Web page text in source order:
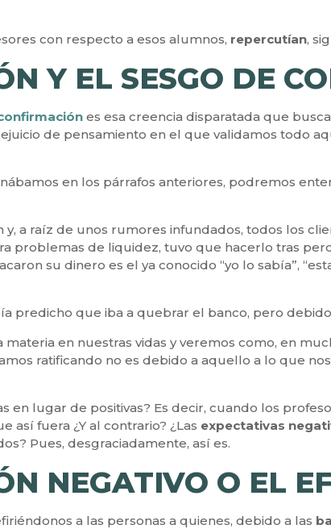
con respecto a esos alumnos, repercutían,
Y EL SESGO DE
es esa creencia disparatada que busca
de pensamiento en el que validamos todo
en los párrafos anteriores, podremos
a raíz de unos rumores infundados, todos los
problemas de liquidez, tuvo que hacerlo tras
su dinero es el ya conocido “yo lo sabía”,
predicho que iba a quebrar el banco, pero
en nuestras vidas y veremos como, en
ratificando no es debido a aquello a lo que nos
en lugar de positivas? Es decir, cuando los
así fuera ¿Y al contrario? ¿Las expectativas
Pues, desgraciadamente, así es.
NEGATIVO O EL
a las personas a quienes, debido a las